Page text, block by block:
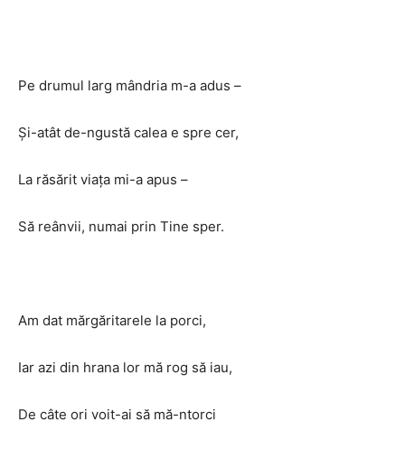
Pe drumul larg mândria m-a adus –
Şi-atât de-ngustă calea e spre cer,
La răsărit viaţa mi-a apus –
Să reânvii, numai prin Tine sper.
Am dat mărgăritarele la porci,
Iar azi din hrana lor mă rog să iau,
De câte ori voit-ai să mă-ntorci